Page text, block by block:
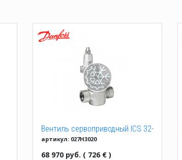
Вентиль сервоприводный ICS 32-
1, 32 D
артикул: 027H3020
68 970 руб. ( 726 € )